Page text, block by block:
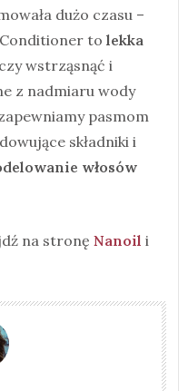
dużo czasu –
to lekka
wstrząsnąć i
z nadmiaru wody
pasmom
składniki i
włosów
na stronę Nanoil i